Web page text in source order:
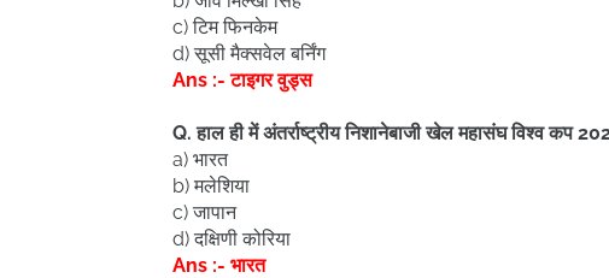
c) टिम फिनकेम
d) सूसी मैक्सवेल बर्निंग
Ans :- टाइगर वुड्स
Q. हाल ही में अंतर्राष्ट्रीय निशानेबाजी खेल महासंघ विश्व कप
a) भारत
b) मलेशिया
c) जापान
d) दक्षिणी कोरिया
Ans :- भारत